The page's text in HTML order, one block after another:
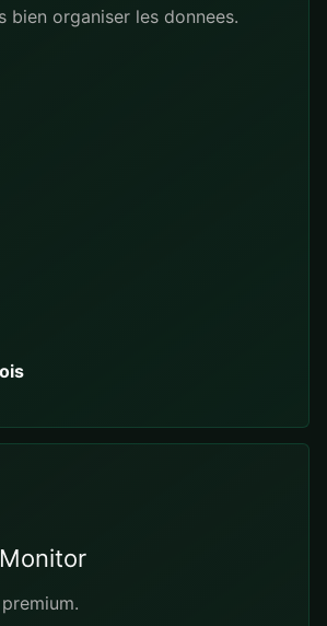
bien organiser les donnees.